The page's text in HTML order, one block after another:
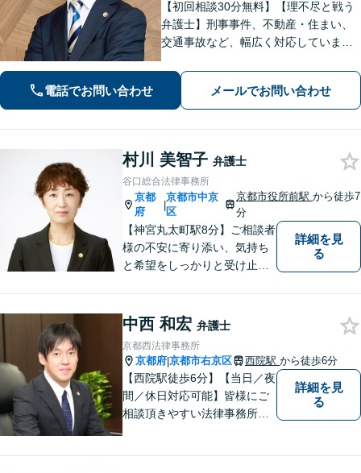
【初回相談30分無料】【理不尽と戦う
弁護士】刑事事件、不動産・住まい、
交通事故など、幅広く対応していま
い、最善の結果を目指します。お困り
の場合は、お気軽に弁護士にご相談く
ださい。【電話・メール・WEB相談
可】
電話でお問い合わせ メールでお問い合わせ
村川 美智子 弁護士
谷口総合法律事務所
京都
府
|
京都市中京
区
京都市役所前駅から徒歩7
分
【神宮丸太町駅8分】ご相談者
様の不安に寄り添い、気持ち
と希望をしっかりと受け止め
う真摯にサポートします。ど
うぞお気軽にお話しくださ
い。【完全個室で相談可】
【地域密着型の法律事務所】
詳細を見
る
中西 和宏 弁護士
京都西法律事務所
京都府|京都市右京区 西院駅 から徒歩6分
【西院駅徒歩6分】【当日／夜
間／休日対応可能】皆様にご
相談頂きやすい法律事務所を
詳細を見
る